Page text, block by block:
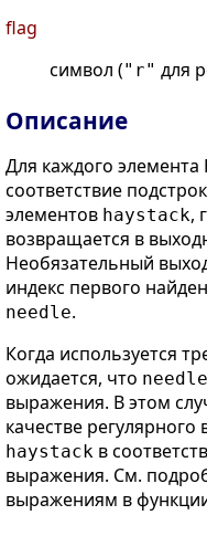
flag
символ ("r" для
Описание
Для каждого элемента
соответствие
элементов haystack,
возвращается в
Необязательный
индекс первого
needle.
Когда используется
ожидается, что needle
выражения. В этом
качестве
haystack в
выражения. См.
выражениям в